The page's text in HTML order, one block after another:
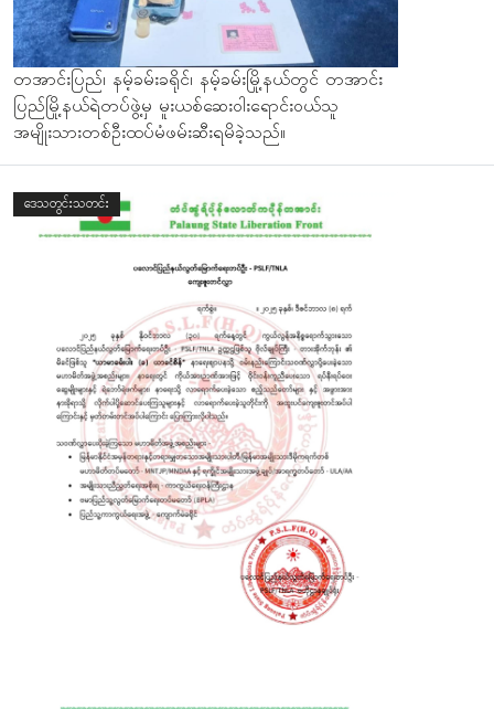
တအာင်းပြည်၊ နမ့်ခမ်းခရိုင်၊ နမ့်ခမ်းမြို့နယ်တွင် တအာင်း
ပြည်မြို့နယ်ရဲတပ်ဖွဲ့မှ မူးယစ်ဆေးဝါးရောင်းဝယ်သူ
အမျိုးသားတစ်ဦးထပ်မံဖမ်းဆီးရမိခဲ့သည်။
ဒေသတွင်းသတင်း